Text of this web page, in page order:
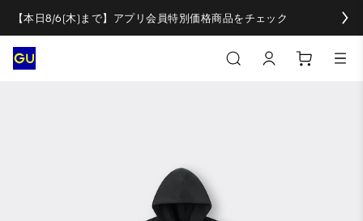
【本日8/6(木)まで】アプリ会員特別価格商品をチェック